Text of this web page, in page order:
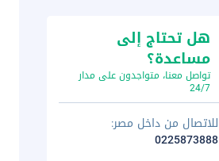
هل تحتاج إلى
مساعدة؟
تواصل معنا، متواجدون على مدار
24/7
للاتصال من داخل مصر:
0225873888